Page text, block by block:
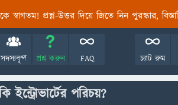
স্বাগতম! প্রশ্ন-উত্তর দিয়ে জিতে নিন পুরস্কার,
সদস্যবৃন্দ প্রশ্ন করুন FAQ চ্যাট রুম
পরিচয়?